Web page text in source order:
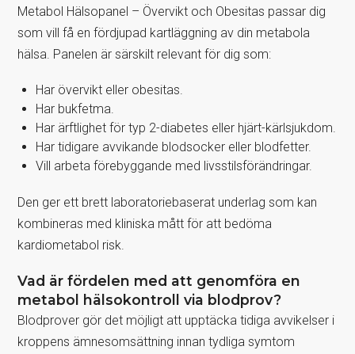
Metabol Hälsopanel – Övervikt och Obesitas passar dig
som vill få en fördjupad kartläggning av din metabola
hälsa. Panelen är särskilt relevant för dig som:
Har övervikt eller obesitas.
Har bukfetma.
Har ärftlighet för typ 2-diabetes eller hjärt-kärlsjukdom.
Har tidigare avvikande blodsocker eller blodfetter.
Vill arbeta förebyggande med livsstilsförändringar.
Den ger ett brett laboratoriebaserat underlag som kan
kombineras med kliniska mått för att bedöma
kardiometabol risk.
Vad är fördelen med att genomföra en
metabol hälsokontroll via blodprov?
Blodprover gör det möjligt att upptäcka tidiga avvikelser i
kroppens ämnesomsättning innan tydliga symtom